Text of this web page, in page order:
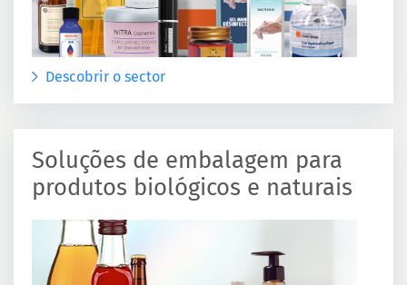
Descobrir o sector
Soluções de embalagem para
produtos biológicos e naturais